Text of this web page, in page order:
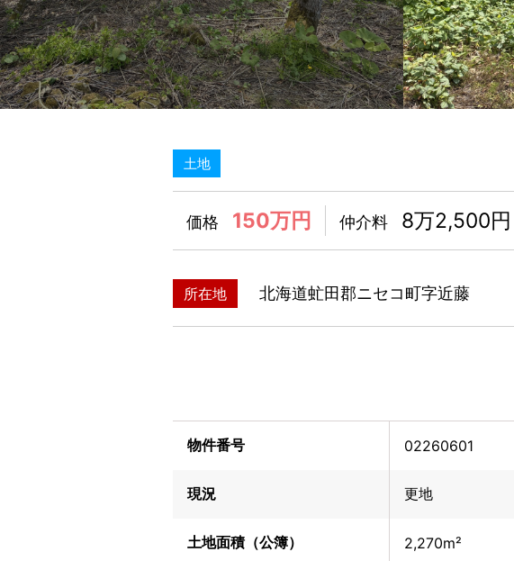
土地
価格 150万円 仲介料 8万2,500円
所在地 北海道虻田郡ニセコ町字近藤
物件番号 02260601
現況 更地
土地面積（公簿） 2,270m²